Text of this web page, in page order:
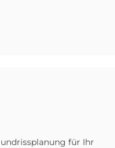
für Ihr